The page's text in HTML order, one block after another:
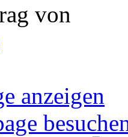
von
anzeigen